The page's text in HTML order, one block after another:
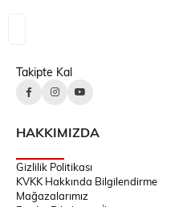
Takipte Kal
HAKKIMIZDA
Gizlilik Politikası
KVKK Hakkında Bilgilendirme
Mağazalarımız